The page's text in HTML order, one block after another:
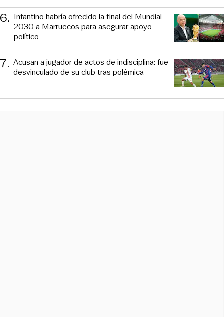
6. Infantino habría ofrecido la final del Mundial
2030 a Marruecos para asegurar apoyo
político
7. Acusan a jugador de actos de indisciplina: fue
desvinculado de su club tras polémica